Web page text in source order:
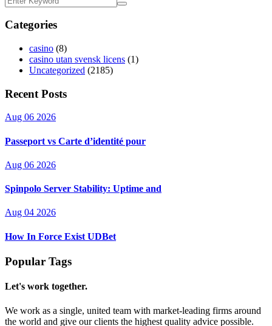
Categories
casino (8)
casino utan svensk licens (1)
Uncategorized (2185)
Recent Posts
Aug 06 2026
Passeport vs Carte d’identité pour
Aug 06 2026
Spinpolo Server Stability: Uptime and
Aug 04 2026
How In Force Exist UDBet
Popular Tags
Let's work together.
We work as a single, united team with market-leading firms around
the world and give our clients the highest quality advice possible.